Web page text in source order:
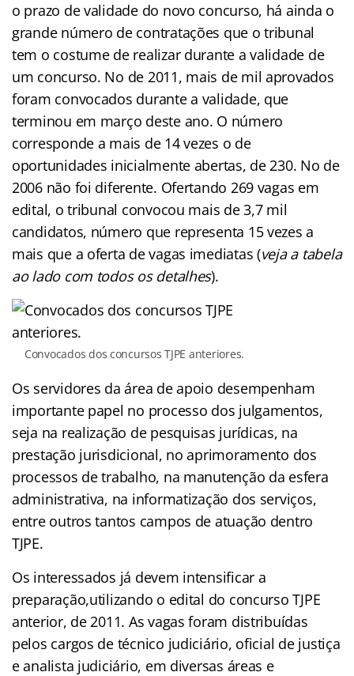
o prazo de validade do novo concurso, há ainda o
grande número de contratações que o tribunal
tem o costume de realizar durante a validade de
um concurso. No de 2011, mais de mil aprovados
foram convocados durante a validade, que
terminou em março deste ano. O número
corresponde a mais de 14 vezes o de
oportunidades inicialmente abertas, de 230. No de
2006 não foi diferente. Ofertando 269 vagas em
edital, o tribunal convocou mais de 3,7 mil
candidatos, número que representa 15 vezes a
mais que a oferta de vagas imediatas (veja a tabela
ao lado com todos os detalhes).
Convocados dos concursos TJPE anteriores.
Os servidores da área de apoio desempenham
importante papel no processo dos julgamentos,
seja na realização de pesquisas jurídicas, na
prestação jurisdicional, no aprimoramento dos
processos de trabalho, na manutenção da esfera
administrativa, na informatização dos serviços,
entre outros tantos campos de atuação dentro
TJPE.
Os interessados já devem intensificar a
preparação,utilizando o edital do concurso TJPE
anterior, de 2011. As vagas foram distribuídas
pelos cargos de técnico judiciário, oficial de justiça
e analista judiciário, em diversas áreas e